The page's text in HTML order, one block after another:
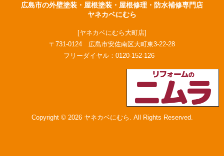
広島市の外壁塗装・屋根塗装・屋根修理・防水補修専門店
ヤネカベにむら
[ヤネカベにむら大町店]
〒731-0124 広島市安佐南区大町東3-22-28
フリーダイヤル： 0120-152-126
Copyright © 2026 ヤネカベにむら. All Rights Reserved.